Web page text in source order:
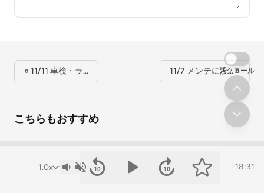
18:31
« 11/11 車検・ラ… 11/7 メンテに没… »
こちらもおすすめ
スクロール